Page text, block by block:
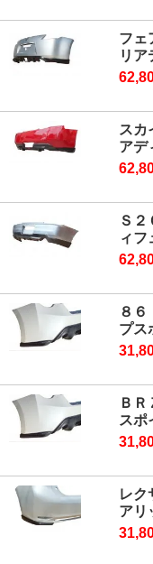
フ
リア
ス
アデ
Ｓ
ィフ
８
プス
Ｂ
スポ
レ
アリ